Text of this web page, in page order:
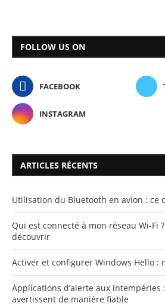
FOLLOW US ON
FACEBOOK
INSTAGRAM
ARTICLES RÉCENTS
Utilisation du Bluetooth en avion : ce
Qui est connecté à mon réseau Wi-Fi
découvrir
Activer et configurer Windows Hello :
Applications d’alerte aux intempéries
avertissent de manière fiable